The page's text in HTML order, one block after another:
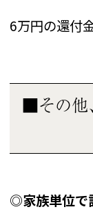
6万円の還付
■その他
◎家族単位で